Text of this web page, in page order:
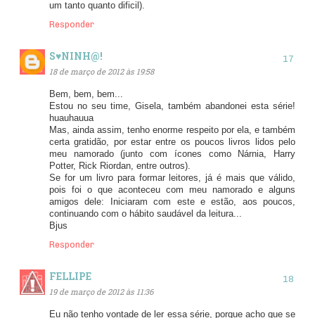
um tanto quanto dificil).
Responder
S♥NINH@!
18 de março de 2012 às 19:58
Bem, bem, bem...
Estou no seu time, Gisela, também abandonei esta série!
huauhauua
Mas, ainda assim, tenho enorme respeito por ela, e também
certa gratidão, por estar entre os poucos livros lidos pelo
meu namorado (junto com ícones como Nárnia, Harry
Potter, Rick Riordan, entre outros).
Se for um livro para formar leitores, já é mais que válido,
pois foi o que aconteceu com meu namorado e alguns
amigos dele: Iniciaram com este e estão, aos poucos,
continuando com o hábito saudável da leitura...
Bjus
Responder
FELLIPE
19 de março de 2012 às 11:36
Eu não tenho vontade de ler essa série, porque acho que se